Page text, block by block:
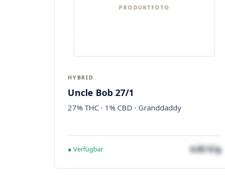
PRODUKTFOTO
HYBRID
Uncle Bob 27/1
27% THC · 1% CBD · Granddaddy
● Verfügbar 4,82 €/g